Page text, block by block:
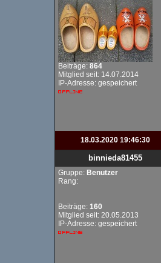
Beiträge: 864
Mitglied seit: 14.07.2014
IP-Adresse: gespeichert
18.03.2020 19:46:30
binnieda81455
Gruppe: Benutzer
Rang:
Beiträge: 160
Mitglied seit: 20.05.2013
IP-Adresse: gespeichert